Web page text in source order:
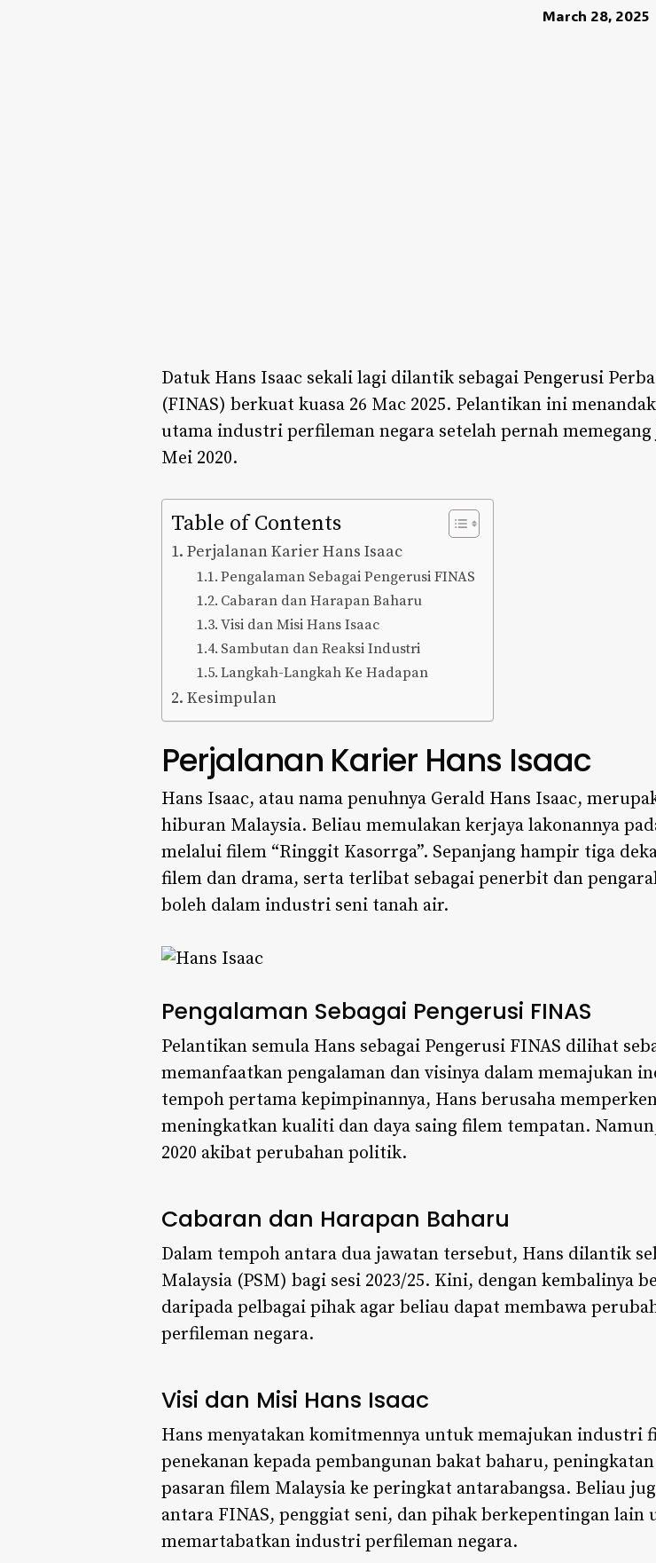
March 28, 2025
Datuk Hans Isaac sekali lagi dilantik sebagai Pengerusi
(FINAS) berkuat kuasa 26 Mac 2025. Pelantikan ini
utama industri perfileman negara setelah pernah
Mei 2020.​
Table of Contents
Perjalanan Karier Hans Isaac
Pengalaman Sebagai Pengerusi FINAS
Cabaran dan Harapan Baharu
Visi dan Misi Hans Isaac
Sambutan dan Reaksi Industri
Langkah-Langkah Ke Hadapan
Kesimpulan
Perjalanan Karier Hans Isaac
Hans Isaac, atau nama penuhnya Gerald Hans Isaac,
hiburan Malaysia. Beliau memulakan kerjaya lakonannya
melalui filem “Ringgit Kasorrga”. Sepanjang hampir tiga
filem dan drama, serta terlibat sebagai penerbit dan
boleh dalam industri seni tanah air.​
Pengalaman Sebagai Pengerusi FINAS
Pelantikan semula Hans sebagai Pengerusi FINAS dilihat
memanfaatkan pengalaman dan visinya dalam memajukan
tempoh pertama kepimpinannya, Hans berusaha
meningkatkan kualiti dan daya saing filem tempatan.
2020 akibat perubahan politik.
Cabaran dan Harapan Baharu
Dalam tempoh antara dua jawatan tersebut, Hans dilantik
Malaysia (PSM) bagi sesi 2023/25. Kini, dengan kembalinya
daripada pelbagai pihak agar beliau dapat membawa
perfileman negara.​
Visi dan Misi Hans Isaac
Hans menyatakan komitmennya untuk memajukan industri
penekanan kepada pembangunan bakat baharu,
pasaran filem Malaysia ke peringkat antarabangsa. Beliau
antara FINAS, penggiat seni, dan pihak berkepentingan
memartabatkan industri perfileman negara.​